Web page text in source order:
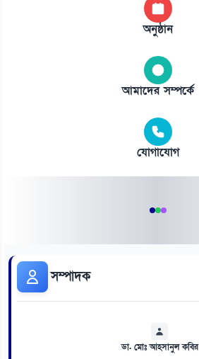
অনুষ্ঠান
আমাদের সম্পর্কে
যোগাযোগ
সম্পাদক
ডা. মোঃ আহসানুল কবির